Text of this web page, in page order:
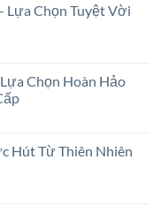
Lựa Chọn Tuyệt Vời
Chọn Hoàn Hảo
Hút Từ Thiên Nhiên